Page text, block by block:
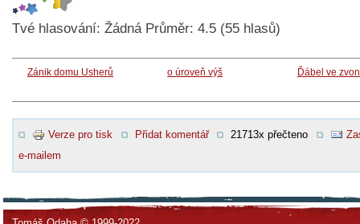
Tvé hlasování: Žádná Průměr: 4.5 (55 hlasů)
Zánik domu Usherů o úroveň výš Ďábel ve
Verze pro tisk Přidat komentář 21713x přečteno
e-mailem